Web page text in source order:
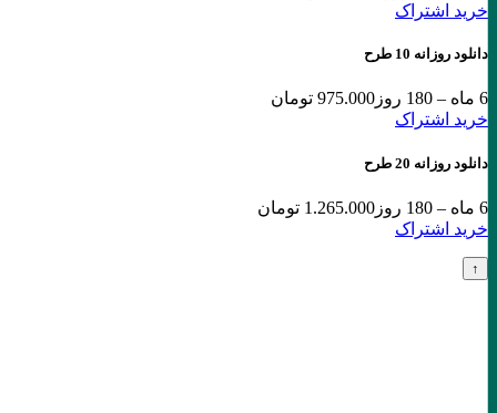
خرید اشتراک
دانلود روزانه 10 طرح
975.000 تومان
خرید اشتراک
دانلود روزانه 20 طرح
1.265.000 تومان
خرید اشتراک